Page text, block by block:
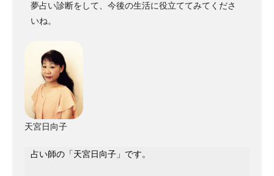
夢占い診断をして、今後の生活に役立ててみてくださ
いね。
天宮日向子
占い師の「天宮日向子」です。